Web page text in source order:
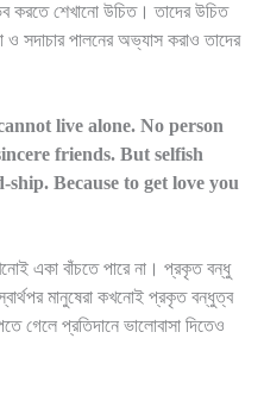
করতে শেখানো উচিত। তাদের উচিত
ও সদাচার পালনের অভ্যাস করাও তাদের
live alone. No person
friends. But selfish
Because to get love you
একা বাঁচতে পারে না। প্রকৃত বন্ধু
মানুষেরা কখনোই প্রকৃত বন্ধুত্ব
গেলে প্রতিদানে ভালোবাসা দিতেও